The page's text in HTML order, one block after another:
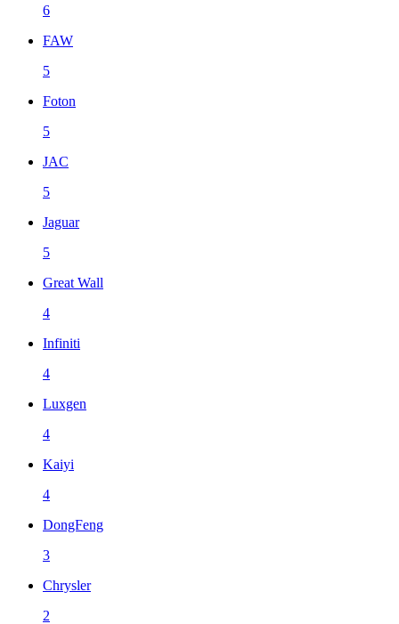
6
FAW
5
Foton
5
JAC
5
Jaguar
5
Great Wall
4
Infiniti
4
Luxgen
4
Kaiyi
4
DongFeng
3
Chrysler
2